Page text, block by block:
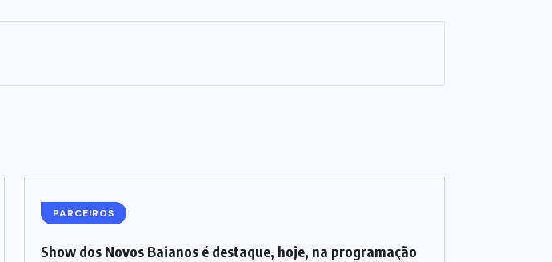
PARCEIROS
Show dos Novos Baianos é destaque, hoje, na programação